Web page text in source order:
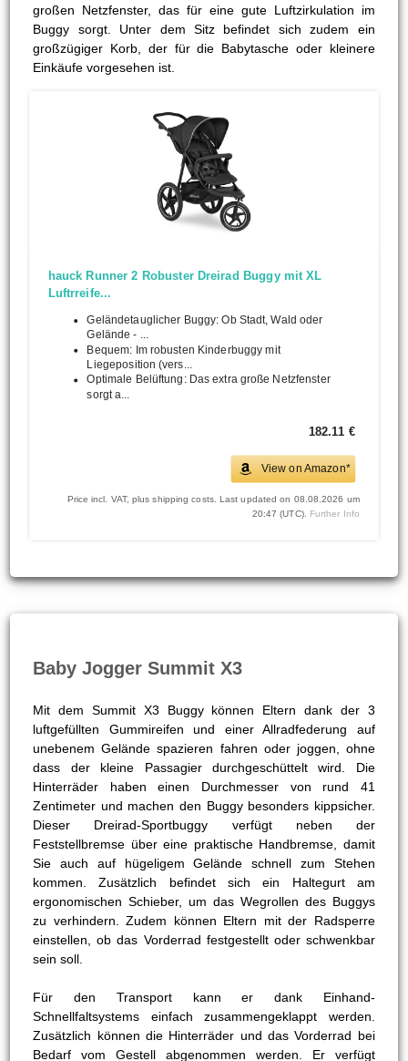
großen Netzfenster, das für eine gute Luftzirkulation im
Buggy sorgt. Unter dem Sitz befindet sich zudem ein
großzügiger Korb, der für die Babytasche oder kleinere
Einkäufe vorgesehen ist.
hauck Runner 2 Robuster Dreirad Buggy mit XL
Luftrreife...
Geländetauglicher Buggy: Ob Stadt, Wald oder
Gelände - ...
Bequem: Im robusten Kinderbuggy mit
Liegeposition (vers...
Optimale Belüftung: Das extra große Netzfenster
sorgt a...
182.11 €
View on Amazon*
Price incl. VAT, plus shipping costs. Last updated on 08.08.2026 um
20:47 (UTC). Further Info
Baby Jogger Summit X3
Mit dem Summit X3 Buggy können Eltern dank der 3
luftgefüllten Gummireifen und einer Allradfederung auf
unebenem Gelände spazieren fahren oder joggen, ohne
dass der kleine Passagier durchgeschüttelt wird. Die
Hinterräder haben einen Durchmesser von rund 41
Zentimeter und machen den Buggy besonders kippsicher.
Dieser Dreirad-Sportbuggy verfügt neben der
Feststellbremse über eine praktische Handbremse, damit
Sie auch auf hügeligem Gelände schnell zum Stehen
kommen. Zusätzlich befindet sich ein Haltegurt am
ergonomischen Schieber, um das Wegrollen des Buggys
zu verhindern. Zudem können Eltern mit der Radsperre
einstellen, ob das Vorderrad festgestellt oder schwenkbar
sein soll.
Für den Transport kann er dank Einhand-
Schnellfaltsystems einfach zusammengeklappt werden.
Zusätzlich können die Hinterräder und das Vorderrad bei
Bedarf vom Gestell abgenommen werden. Er verfügt